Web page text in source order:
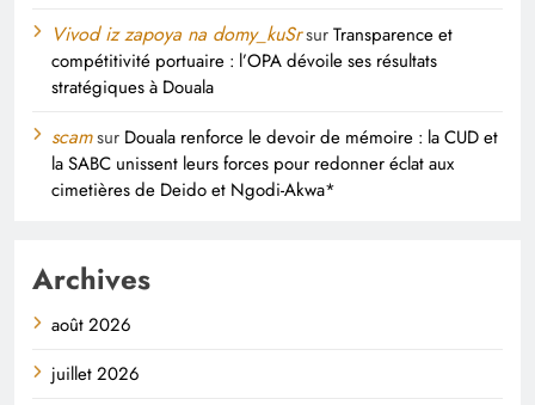
Vivod iz zapoya na domy_kuSrsurTransparence et
compétitivité portuaire : l’OPA dévoile ses résultats
stratégiques à Douala
scamsur Douala renforce le devoir de mémoire : la CUD et
la SABC unissent leurs forces pour redonner éclat aux
cimetières de Deido et Ngodi-Akwa*
Archives
août 2026
juillet 2026